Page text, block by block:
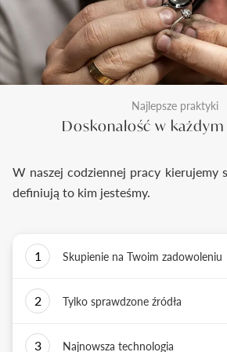
Najlepsze praktyki
Doskonałość w
W naszej codziennej pracy kierujemy
definiują to kim jesteśmy.
1
Skupienie na Twoim zadowoleniu
zadanie - dostarczyć Ci biżuterię i
2
Tylko sprawdzone źródła
sprawdzonych źródłach
3
Najnowsza technologia